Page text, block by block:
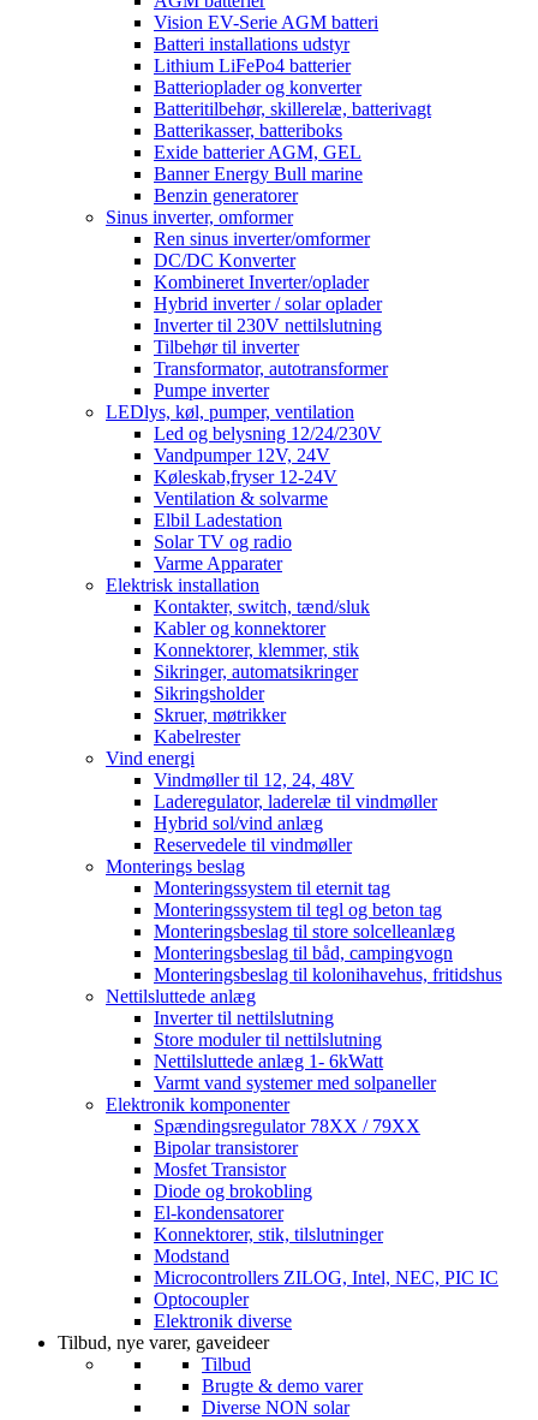
Vision EV-Serie AGM batteri
Batteri installations udstyr
Lithium LiFePo4 batterier
Batterioplader og konverter
Batteritilbehør, skillerelæ, batterivagt
Batterikasser, batteriboks
Exide batterier AGM, GEL
Banner Energy Bull marine
Benzin generatorer
Sinus inverter, omformer
Ren sinus inverter/omformer
DC/DC Konverter
Kombineret Inverter/oplader
Hybrid inverter / solar oplader
Inverter til 230V nettilslutning
Tilbehør til inverter
Transformator, autotransformer
Pumpe inverter
LEDlys, køl, pumper, ventilation
Led og belysning 12/24/230V
Vandpumper 12V, 24V
Køleskab,fryser 12-24V
Ventilation & solvarme
Elbil Ladestation
Solar TV og radio
Varme Apparater
Elektrisk installation
Kontakter, switch, tænd/sluk
Kabler og konnektorer
Konnektorer, klemmer, stik
Sikringer, automatsikringer
Sikringsholder
Skruer, møtrikker
Kabelrester
Vind energi
Vindmøller til 12, 24, 48V
Laderegulator, laderelæ til vindmøller
Hybrid sol/vind anlæg
Reservedele til vindmøller
Monterings beslag
Monteringssystem til eternit tag
Monteringssystem til tegl og beton tag
Monteringsbeslag til store solcelleanlæg
Monteringsbeslag til båd, campingvogn
Monteringsbeslag til kolonihavehus, fritidshus
Nettilsluttede anlæg
Inverter til nettilslutning
Store moduler til nettilslutning
Nettilsluttede anlæg 1- 6kWatt
Varmt vand systemer med solpaneller
Elektronik komponenter
Spændingsregulator 78XX / 79XX
Bipolar transistorer
Mosfet Transistor
Diode og brokobling
El-kondensatorer
Konnektorer, stik, tilslutninger
Modstand
Microcontrollers ZILOG, Intel, NEC, PIC IC
Optocoupler
Elektronik diverse
Tilbud, nye varer, gaveideer
Tilbud
Brugte & demo varer
Diverse NON solar